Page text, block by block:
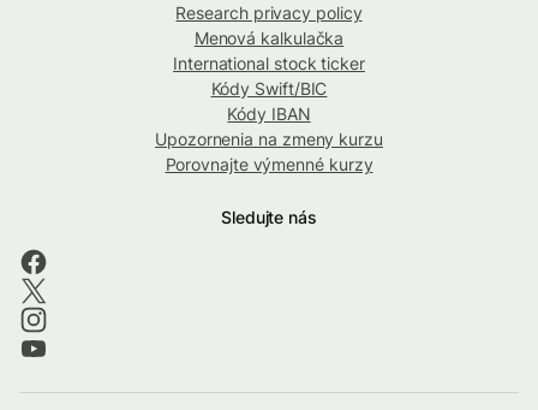
Research privacy policy
Menová kalkulačka
International stock ticker
Kódy Swift/BIC
Kódy IBAN
Upozornenia na zmeny kurzu
Porovnajte výmenné kurzy
Sledujte nás